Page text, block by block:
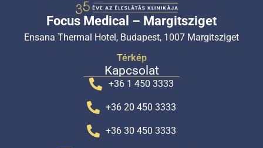
Focus Medical – Margitsziget
Ensana Thermal Hotel, Budapest, 1007 Margitsziget
Térkép
Kapcsolat
+36 1 450 3333
+36 20 450 3333
+36 30 450 3333